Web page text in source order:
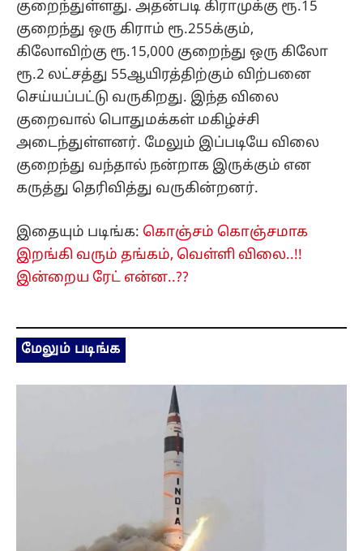
குறைந்துள்ளது. அதன்படி கிராமுக்கு ரூ.15
குறைந்து ஒரு கிராம் ரூ.255க்கும்,
கிலோவிற்கு ரூ.15,000 குறைந்து ஒரு கிலோ
ரூ.2 லட்சத்து 55ஆயிரத்திற்கும் விற்பனை
செய்யப்பட்டு வருகிறது. இந்த விலை
குறைவால் பொதுமக்கள் மகிழ்ச்சி
அடைந்துள்ளனர். மேலும் இப்படியே விலை
குறைந்து வந்தால் நன்றாக இருக்கும் என
கருத்து தெரிவித்து வருகின்றனர்.
இதையும் படிங்க: கொஞ்சம் கொஞ்சமாக
இறங்கி வரும் தங்கம், வெள்ளி விலை..!!
இன்றைய ரேட் என்ன..??
மேலும் படிங்க